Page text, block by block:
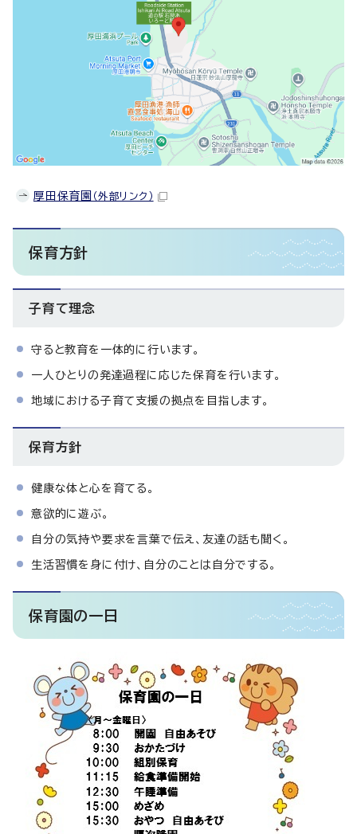
厚田保育園 （外部リンク）
保育方針
子育て理念
守ると教育を一体的に行います。
一人ひとりの発達過程に応じた保育を行います。
地域における子育て支援の拠点を目指します。
保育方針
健康な体と心を育てる。
意欲的に遊ぶ。
自分の気持や要求を言葉で伝え、友達の話も聞く。
生活習慣を身に付け、自分のことは自分でする。
保育園の一日